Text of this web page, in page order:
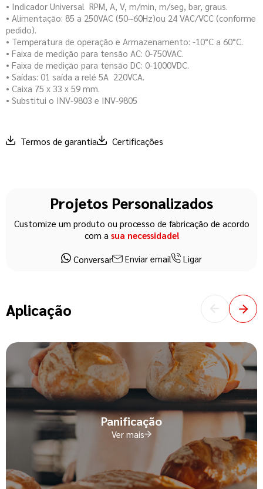
• Indicador Universal  RPM, A, V, m/min, m/seg, bar, graus.
• Alimentação: 85 a 250VAC (50~60Hz)ou 24 VAC/VCC (conforme
pedido).
• Temperatura de operação e Armazenamento: -10°C a 60°C.
• Faixa de medição para tensão AC: 0-750VAC.
• Faixa de medição para tensão DC: 0-1000VDC.
• Saídas: 01 saída a relé 5A  220VCA.
• Caixa 75 x 33 x 59 mm.
• Substitui o INV-9803 e INV-9805
Termos de garantia Certificações
Projetos Personalizados
Customize um produto ou processo de fabricação de acordo
com a sua necessidade!
Conversar Enviar email Ligar
Aplicação
Panificação
Ver mais